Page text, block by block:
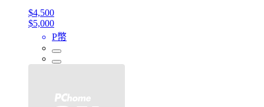
$4,500
$5,000
P幣